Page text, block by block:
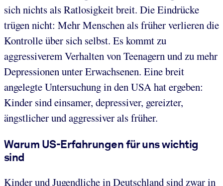
sich nichts als Ratlosigkeit breit. Die Eindrücke
trügen nicht: Mehr Menschen als früher verlieren die
Kontrolle über sich selbst. Es kommt zu
aggressiverem Verhalten von Teenagern und zu mehr
Depressionen unter Erwachsenen. Eine breit
angelegte Untersuchung in den USA hat ergeben:
Kinder sind einsamer, depressiver, gereizter,
ängstlicher und aggressiver als früher.
Warum US-Erfahrungen für uns wichtig
sind
Kinder und Jugendliche in Deutschland sind zwar in